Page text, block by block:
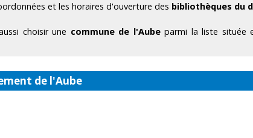
et les horaires d'ouverture des bibliothèques du
choisir une commune de l'Aubeparmi la liste située
de l'Aube